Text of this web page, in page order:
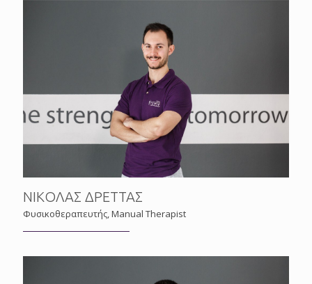
ΝΙΚΟΛΑΣ ΔΡΕΤΤΑΣ
Φυσικοθεραπευτής, Manual Therapist